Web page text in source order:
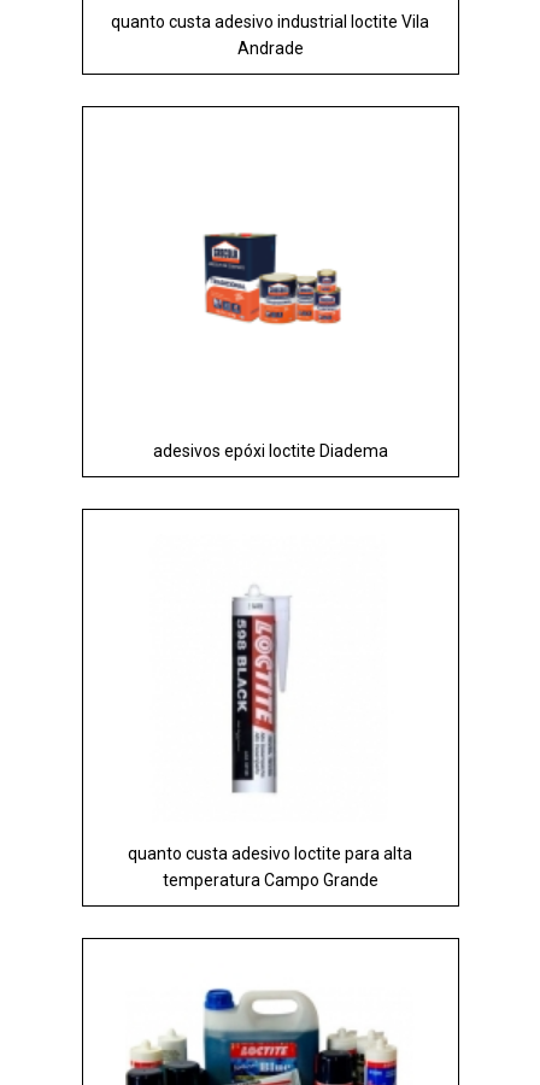
quanto custa adesivo industrial loctite Vila
Andrade
adesivos epóxi loctite Diadema
quanto custa adesivo loctite para alta
temperatura Campo Grande